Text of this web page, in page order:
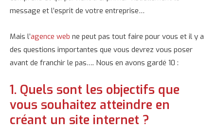
message et l’esprit de votre entreprise…
Mais l’agence web ne peut pas tout faire pour vous et il y a
des questions importantes que vous devrez vous poser
avant de franchir le pas…. Nous en avons gardé 10 :
1. Quels sont les objectifs que
vous souhaitez atteindre en
créant un site internet ?